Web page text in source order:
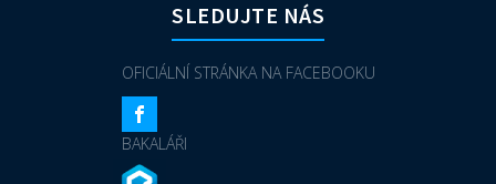
SLEDUJTE NÁS
OFICIÁLNÍ STRÁNKA NA FACEBOOKU
BAKALÁŘI